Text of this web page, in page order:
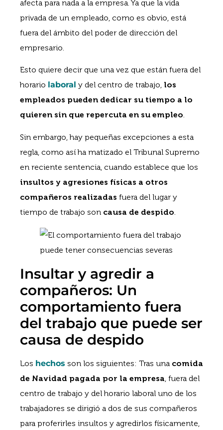
afecta para nada a la empresa. Ya que la vida
privada de un empleado, como es obvio, está
fuera del ámbito del poder de dirección del
empresario.
Esto quiere decir que una vez que están fuera del
horario laboral y del centro de trabajo, los
empleados pueden dedicar su tiempo a lo
quieren sin que repercuta en su empleo.
Sin embargo, hay pequeñas excepciones a esta
regla, como así ha matizado el Tribunal Supremo
en reciente sentencia, cuando establece que los
insultos y agresiones físicas a otros
compañeros realizadas fuera del lugar y
tiempo de trabajo son causa de despido
Insultar y agredir a
compañeros: Un
comportamiento fuera
del trabajo que puede ser
causa de despido
Los hechos son los siguientes: Tras una comida
de Navidad pagada por la empresa , fuera del
centro de trabajo y del horario laboral uno de los
trabajadores se dirigió a dos de sus compañeros
para proferirles insultos y agredirlos físicamente,